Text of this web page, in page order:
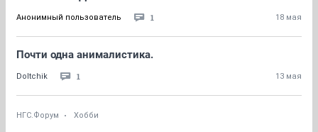
Анонимный пользователь 1 18 мая
Почти одна анималистика.
Doltchik 1 13 мая
НГС.Форум Хобби